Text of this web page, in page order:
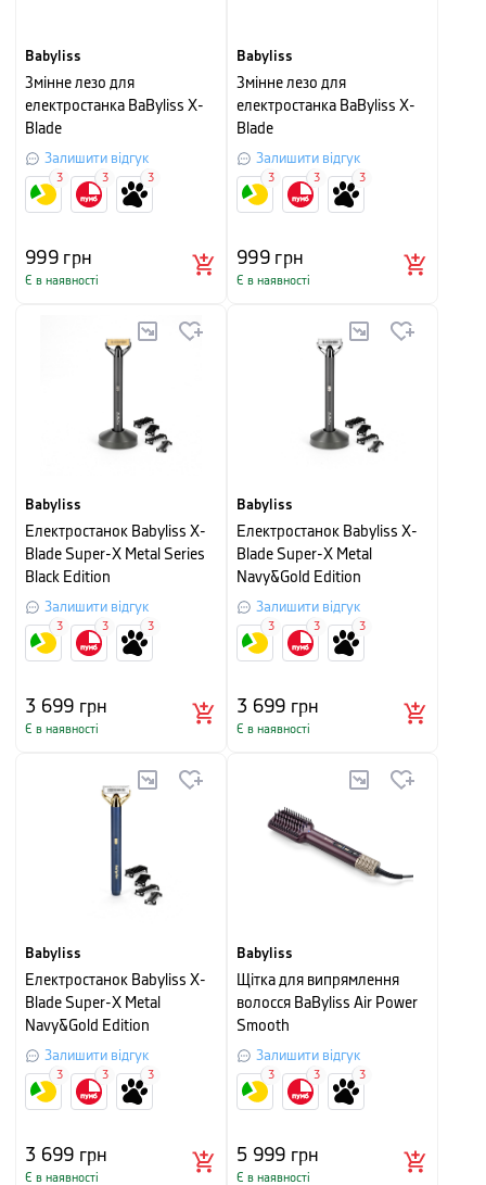
Babyliss
Змінне лезо для
електростанка BaByliss X-
Blade
Залишити відгук
999грн
Є в наявності
3 3 3
Babyliss
Змінне лезо для
електростанка BaByliss X-
Blade
Залишити відгук
999грн
Є в наявності
3 3 3
Babyliss
Електростанок Babyliss X-
Blade Super-X Metal Series
Black Edition
Залишити відгук
3 699 грн
Є в наявності
3 3 3
Babyliss
Електростанок Babyliss X-
Blade Super-X Metal
Navy&Gold Edition
Залишити відгук
3 699 грн
Є в наявності
3 3 3
Babyliss
Електростанок Babyliss X-
Blade Super-X Metal
Navy&Gold Edition
Залишити відгук
3 699 грн
Є в наявності
3 3 3
Babyliss
Щітка для випрямлення
волосся BaByliss Air Power
Smooth
Залишити відгук
5 999 грн
Є в наявності
3 3 3